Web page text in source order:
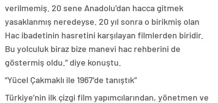
verilmemiş. 20 sene Anadolu’dan hacca gitmek
yasaklanmış neredeyse. 20 yıl sonra o birikmiş olan
Hac ibadetinin hasretini karşılayan filmlerden biridir.
Bu yolculuk biraz bize manevi hac rehberini de
göstermiş oldu.” diye konuştu.
“Yücel Çakmaklı ile 1967’de tanıştık”
Türkiye’nin ilk çizgi film yapımcılarından, yönetmen ve